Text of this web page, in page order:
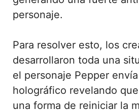
personaje.
Para resolver esto, los
desarrollaron toda una
el personaje Pepper
holográfico revelando
una forma de reiniciar la